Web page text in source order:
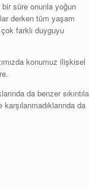
süre onunla yoğun
derken tüm yaşam
farklı duyguyu
konumuz ilişkisel
da benzer
da